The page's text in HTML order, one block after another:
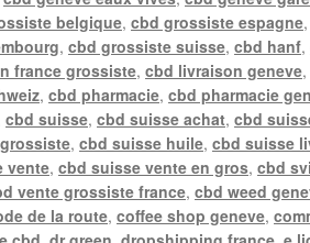
belgique,cbd grossiste espagne
,cbd grossiste suisse,cbd hanf,
france grossiste,cbd livraison geneve
,cbd pharmacie,cbd pharmacie
cbd suisse,cbd suisse achat,cbd
,cbd suisse huile,cbd suisse
vente,cbd suisse vente en gros,cbd
vente grossiste france,cbd weed
de la route,coffee shop geneve,